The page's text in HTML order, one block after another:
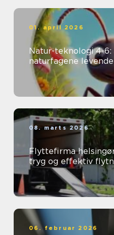
01. april 2026
Natur-teknologi 4-6:
naturfagene
08. marts 2026
Flyttefirma helsingør sådan får du
tryg og effektiv
06. februar 2026